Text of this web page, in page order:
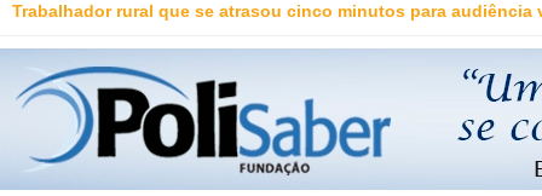
Trabalhador rural que se atrasou cinco minutos para